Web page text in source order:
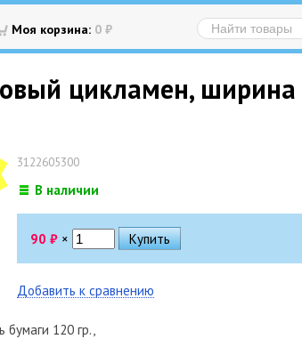
Моя корзина: 0 ₽
цикламен,
3122605300
В наличии
90 ₽ ×
Добавить к сравнению
бумаги 120 гр.,